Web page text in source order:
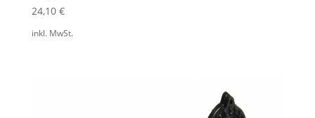
24,10 €
inkl. MwSt.